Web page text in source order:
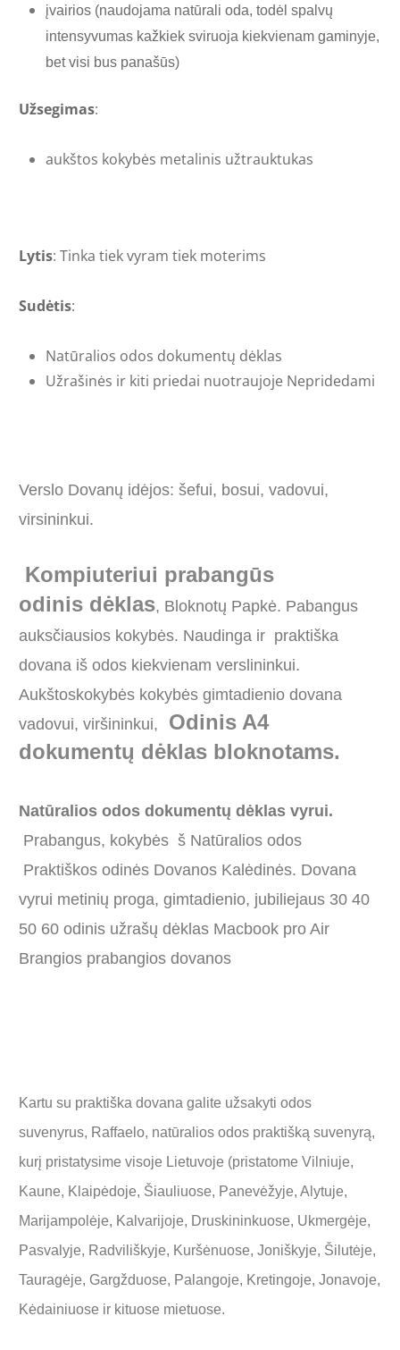
įvairios (naudojama natūrali oda, todėl spalvų
intensyvumas kažkiek sviruoja kiekvienam gaminyje,
bet visi bus panašūs)
Užsegimas:
aukštos kokybės metalinis užtrauktukas
Lytis: Tinka tiek vyram tiek moterims
Sudėtis:
Natūralios odos dokumentų dėklas
Užrašinės ir kiti priedai nuotraujoje Nepridedami
Verslo Dovanų idėjos: šefui, bosui, vadovui,
virsininkui.
Kompiuteriui prabangūs
odinis dėklas, Bloknotų Papkė. Pabangus
auksčiausios kokybės. Naudinga ir praktiška
dovana iš odos kiekvienam verslininkui.
Aukštoskokybės kokybės gimtadienio dovana
vadovui, viršininkui,
Odinis A4
dokumentų dėklas bloknotams.
Natūralios odos dokumentų dėklas vyrui.
Prabangus, kokybės š Natūralios odos
Praktiškos odinės Dovanos Kalėdinės. Dovana
vyrui metinių proga, gimtadienio, jubiliejaus 30 40
50 60 odinis užrašų dėklas Macbook pro Air
Brangios prabangios dovanos
Kartu su praktiška dovana galite užsakyti odos
suvenyrus, Raffaelo, natūralios odos praktišką suvenyrą,
kurį pristatysime visoje Lietuvoje (pristatome Vilniuje,
Kaune, Klaipėdoje, Šiauliuose, Panevėžyje, Alytuje,
Marijampolėje, Kalvarijoje, Druskininkuose, Ukmergėje,
Pasvalyje, Radviliškyje, Kuršėnuose, Joniškyje, Šilutėje,
Tauragėje, Gargžduose, Palangoje, Kretingoje, Jonavoje,
Kėdainiuose ir kituose mietuose.